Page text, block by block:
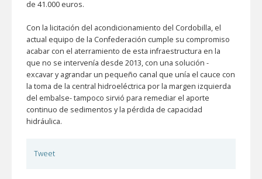
de 41.000 euros.
Con la licitación del acondicionamiento del Cordobilla, el
actual equipo de la Confederación cumple su compromiso
acabar con el aterramiento de esta infraestructura en la
que no se intervenía desde 2013, con una solución -
excavar y agrandar un pequeño canal que unía el cauce con
la toma de la central hidroeléctrica por la margen izquierda
del embalse- tampoco sirvió para remediar el aporte
continuo de sedimentos y la pérdida de capacidad
hidráulica.
Tweet